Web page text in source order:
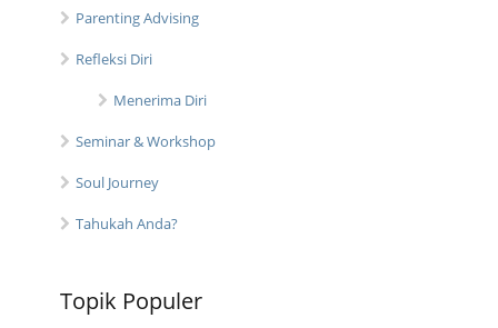
Parenting Advising
Refleksi Diri
Menerima Diri
Seminar & Workshop
Soul Journey
Tahukah Anda?
Topik Populer